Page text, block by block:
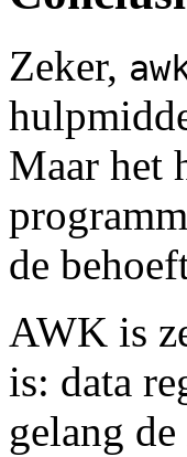
Zeker,
Maar het
de
AWK is
is: data
gelang